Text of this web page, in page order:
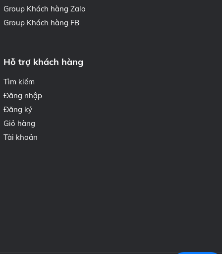
Group Khách hàng Zalo
Group Khách hàng FB
Hỗ trợ khách hàng
Tìm kiếm
Đăng nhập
Đăng ký
Giỏ hàng
Tài khoản